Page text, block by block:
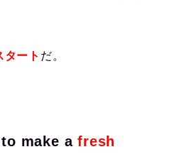
タート だ。
make afresh